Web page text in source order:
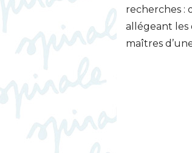
recherches :
allégeant les
maîtres